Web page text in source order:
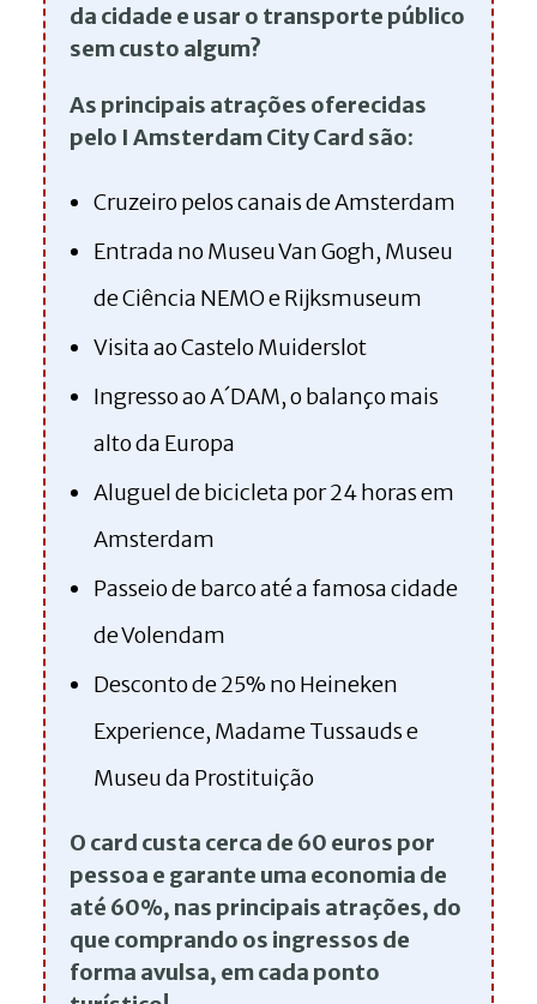
da cidade e usar o transporte público
sem custo algum?
As principais atrações oferecidas
pelo I Amsterdam City Card são:
Cruzeiro pelos canais de Amsterdam
Entrada no Museu Van Gogh, Museu
de Ciência NEMO e Rijksmuseum
Visita ao Castelo Muiderslot
Ingresso ao A´DAM, o balanço mais
alto da Europa
Aluguel de bicicleta por 24 horas em
Amsterdam
Passeio de barco até a famosa cidade
de Volendam
Desconto de 25% no Heineken
Experience, Madame Tussauds e
Museu da Prostituição
O card custa cerca de 60 euros por
pessoa e garante uma economia de
até 60%, nas principais atrações, do
que comprando os ingressos de
forma avulsa, em cada ponto